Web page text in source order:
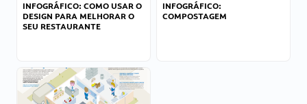
INFOGRÁFICO: COMO USAR O
DESIGN PARA MELHORAR O
SEU RESTAURANTE
INFOGRÁFICO:
COMPOSTAGEM